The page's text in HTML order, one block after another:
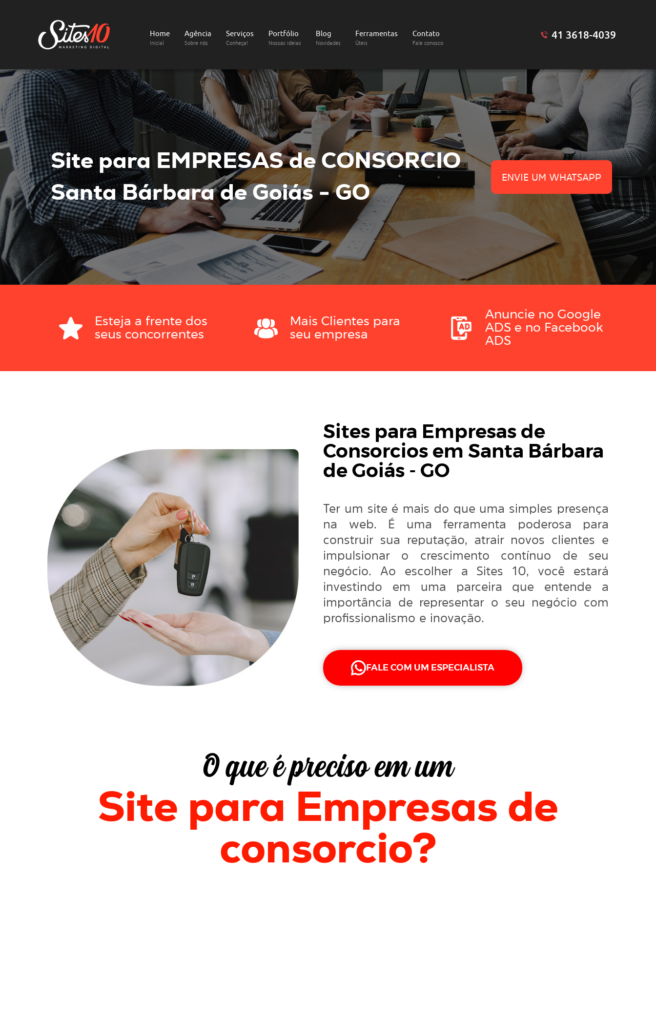
Home
Inicial
Agência
Sobre nós
Serviços
Conheça!
Portfólio
Nossas ideias
Blog
Novidades
Ferramentas
Úteis
Contato
Fale conosco
41 3618-4039
Site para EMPRESAS de CONSORCIO
Santa Bárbara de Goiás - GO
ENVIE UM WHATSAPP
Esteja a frente dos
seus concorrentes
Mais Clientes para
seu empresa
Anuncie no Google
ADS e no Facebook
ADS
Sites para Empresas de
Consorcios em Santa Bárbara
de Goiás - GO
Ter um site é mais do que uma simples presença
na web. É uma ferramenta poderosa para
construir sua reputação, atrair novos clientes e
impulsionar o crescimento contínuo de seu
negócio. Ao escolher a Sites 10, você estará
investindo em uma parceira que entende a
importância de representar o seu negócio com
profissionalismo e inovação.
FALE COM UM ESPECIALISTA
O que é preciso em um
Site para Empresas de
consorcio?